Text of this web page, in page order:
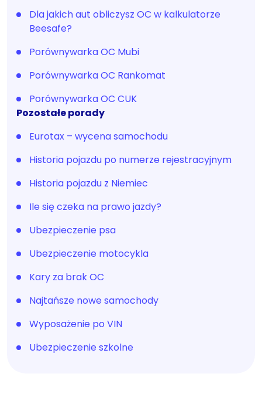
Dla jakich aut obliczysz OC w kalkulatorze
Beesafe?
Porównywarka OC Mubi
Porównywarka OC Rankomat
Porównywarka OC CUK
Pozostałe porady
Eurotax – wycena samochodu
Historia pojazdu po numerze rejestracyjnym
Historia pojazdu z Niemiec
Ile się czeka na prawo jazdy?
Ubezpieczenie psa
Ubezpieczenie motocykla
Kary za brak OC
Najtańsze nowe samochody
Wyposażenie po VIN
Ubezpieczenie szkolne